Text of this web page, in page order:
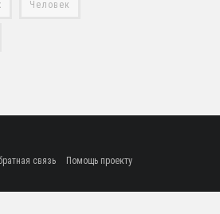
Человек
связь Помощь проекту